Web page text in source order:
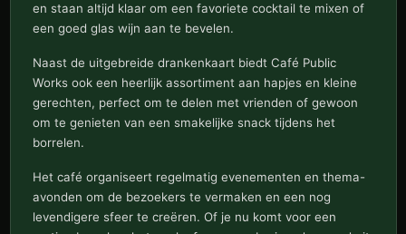
en staan altijd klaar om een favoriete cocktail te mixen of
een goed glas wijn aan te bevelen.
Naast de uitgebreide drankenkaart biedt Café Public
Works ook een heerlijk assortiment aan hapjes en kleine
gerechten, perfect om te delen met vrienden of gewoon
om te genieten van een smakelijke snack tijdens het
borrelen.
Het café organiseert regelmatig evenementen en thema-
avonden om de bezoekers te vermaken en een nog
levendigere sfeer te creëren. Of je nu komt voor een